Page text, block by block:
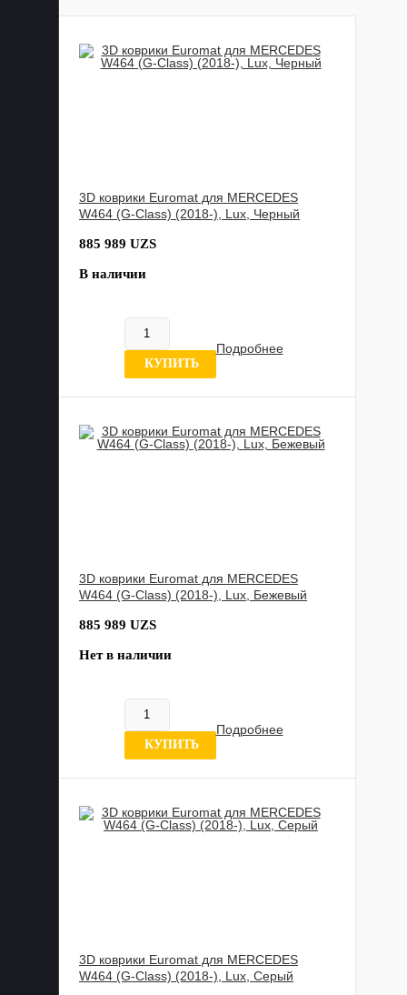
3D коврики Euromat для MERCEDES
W464 (G-Class) (2018-), Lux, Черный
885 989 UZS
В наличии
КУПИТЬ
Подробнее
3D коврики Euromat для MERCEDES
W464 (G-Class) (2018-), Lux, Бежевый
885 989 UZS
Нет в наличии
КУПИТЬ
Подробнее
3D коврики Euromat для MERCEDES
W464 (G-Class) (2018-), Lux, Серый